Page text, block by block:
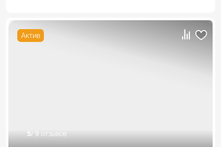
Актив
5/ 9 отзывов